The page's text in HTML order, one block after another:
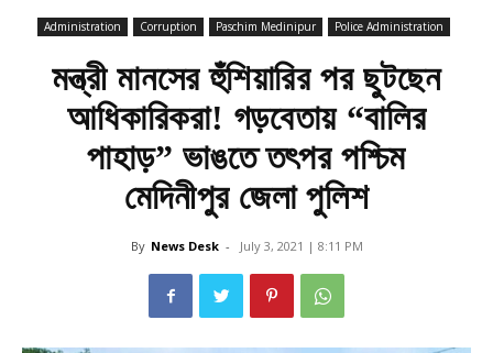
Administration Corruption Paschim Medinipur Police Administration
মন্ত্রী মানসের হুঁশিয়ারির পর ছুটছেন
আধিকারিকরা! গড়বেতায় “বালির
পাহাড়” ভাঙতে তৎপর পশ্চিম
মেদিনীপুর জেলা পুলিশ
By News Desk - July 3, 2021 | 8:11 PM